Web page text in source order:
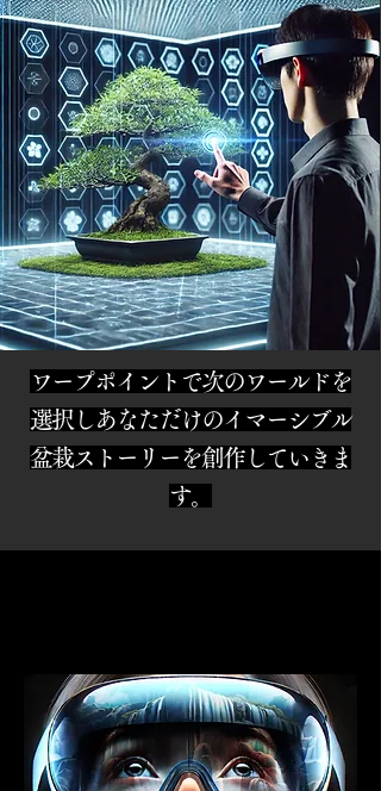
ワープポイントで次のワールドを
選択しあなただけのイマーシブル
盆栽ストーリーを創作していきま
す。